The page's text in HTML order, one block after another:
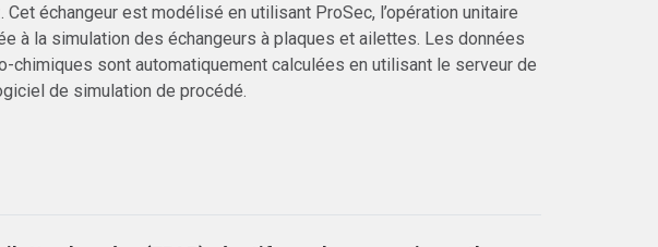
échangeur est modélisé en utilisant ProSec, l’opération unitaire
à la simulation des échangeurs à plaques et ailettes. Les données
chimiques sont automatiquement calculées en utilisant le serveur de
de simulation de procédé.